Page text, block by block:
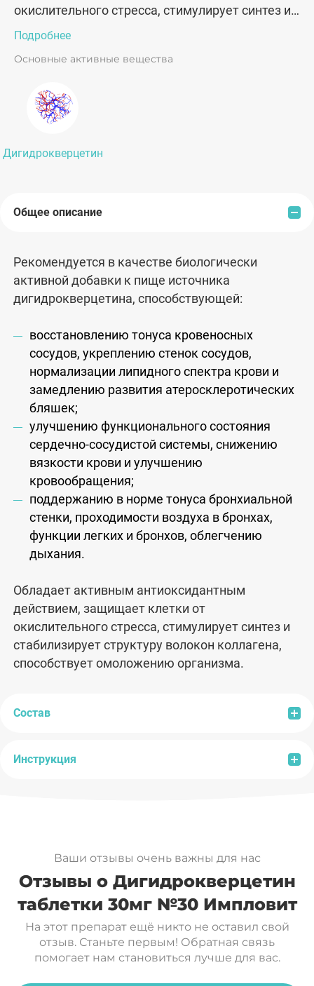
окислительного стресса, стимулирует синтез и
стабилизирует структуру волокон коллагена,
Подробнее
Основные активные вещества
Дигидрокверцетин
Общее описание
Рекомендуется в качестве биологически
активной добавки к пище источника
дигидрокверцетина, способствующей:
восстановлению тонуса кровеносных
сосудов, укреплению стенок сосудов,
нормализации липидного спектра крови и
замедлению развития атеросклеротических
бляшек;
улучшению функционального состояния
сердечно-сосудистой системы, снижению
вязкости крови и улучшению
кровообращения;
поддержанию в норме тонуса бронхиальной
стенки, проходимости воздуха в бронхах,
функции легких и бронхов, облегчению
дыхания.
Обладает активным антиоксидантным
действием, защищает клетки от
окислительного стресса, стимулирует синтез и
стабилизирует структуру волокон коллагена,
способствует омоложению организма.
Состав
Состав:сорбит (носитель, подсластитель),
Содержание биологически
активных веществ в 2
таблетках
% от АУП*
таблетках
Инструкция
необходимости курс применения можно
повторить.
Перед применением рекомендуется
Противопоказания:индивидуальная
непереносимость компонентов БАД,
Ваши отзывы очень важны для нас
Отзывы о Дигидрокверцетин
таблетки 30мг №30 Импловит
На этот препарат ещё никто не оставил свой
отзыв. Станьте первым! Обратная связь
помогает нам становиться лучше для вас.